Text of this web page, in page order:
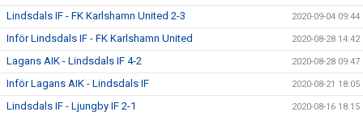
Lindsdals IF - FK Karlshamn United 2-3 2020-09-04 09:44
Inför Lindsdals IF - FK Karlshamn United 2020-08-28 14:42
Lagans AIK - Lindsdals IF 4-2 2020-08-28 09:47
Inför Lagans AIK - Lindsdals IF 2020-08-21 18:05
Lindsdals IF - Ljungby IF 2-1 2020-08-16 18:15